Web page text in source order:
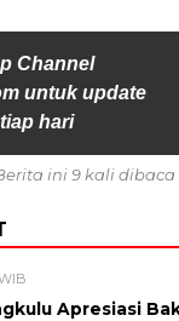
Channel
untuk update
hari
ini 9 kali dibaca
Apresiasi